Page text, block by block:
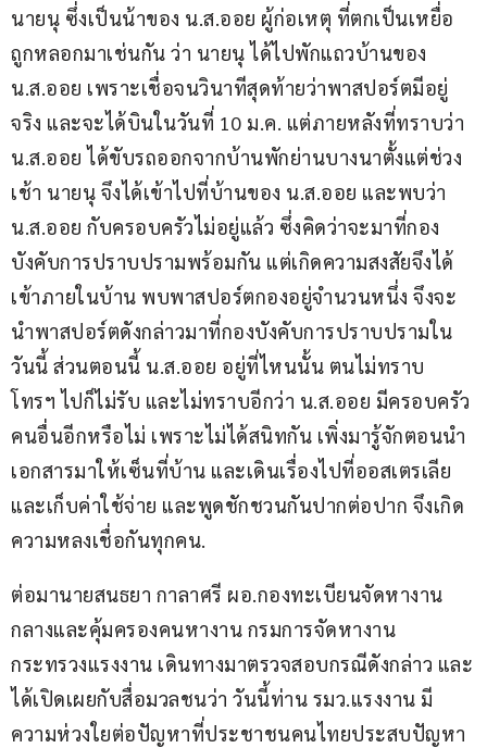
นายนุ ซึ่งเป็นน้าของ น.ส.ออย ผู้ก่อเหตุ ที่ตกเป็นเหยื่อ
ถูกหลอกมาเช่นกัน ว่า นายนุ ได้ไปพักแถวบ้านของ
น.ส.ออย เพราะเชื่อจนวินาทีสุดท้ายว่าพาสปอร์ตมีอยู่
จริง และจะได้บินในวันที่ 10 ม.ค. แต่ภายหลังที่ทราบว่า
น.ส.ออย ได้ขับรถออกจากบ้านพักย่านบางนาตั้งแต่ช่วง
เช้า นายนุ จึงได้เข้าไปที่บ้านของ น.ส.ออย และพบว่า
น.ส.ออย กับครอบครัวไม่อยู่แล้ว ซึ่งคิดว่าจะมาที่กอง
บังคับการปราบปรามพร้อมกัน แต่เกิดความสงสัยจึงได้
เข้าภายในบ้าน พบพาสปอร์ตกองอยู่จำนวนหนึ่ง จึงจะ
นำพาสปอร์ตดังกล่าวมาที่กองบังคับการปราบปรามใน
วันนี้ ส่วนตอนนี้ น.ส.ออย อยู่ที่ไหนนั้น ตนไม่ทราบ
โทรฯ ไปก็ไม่รับ และไม่ทราบอีกว่า น.ส.ออย มีครอบครัว
คนอื่นอีกหรือไม่ เพราะไม่ได้สนิทกัน เพิ่งมารู้จักตอนนำ
เอกสารมาให้เซ็นที่บ้าน และเดินเรื่องไปที่ออสเตรเลีย
และเก็บค่าใช้จ่าย และพูดชักชวนกันปากต่อปาก จึงเกิด
ความหลงเชื่อกันทุกคน.
ต่อมานายสนธยา กาลาศรี ผอ.กองทะเบียนจัดหางาน
กลางและคุ้มครองคนหางาน กรมการจัดหางาน
กระทรวงแรงงาน เดินทางมาตรวจสอบกรณีดังกล่าว และ
ได้เปิดเผยกับสื่อมวลชนว่า วันนี้ท่าน รมว.แรงงาน มี
ความห่วงใยต่อปัญหาที่ประชาชนคนไทยประสบปัญหา